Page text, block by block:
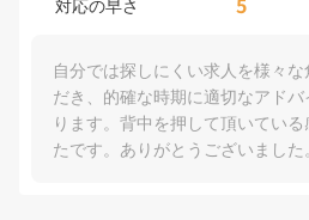
対応の早さ
自分では探しにくい求人を様々
だき、的確な時期に適切なアド
ります。背中を押して頂いてい
たです。ありがとうございました。